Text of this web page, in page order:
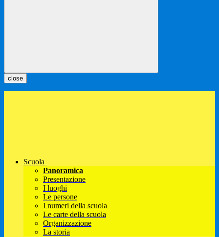
close
Scuola
Panoramica
Presentazione
I luoghi
Le persone
I numeri della scuola
Le carte della scuola
Organizzazione
La storia